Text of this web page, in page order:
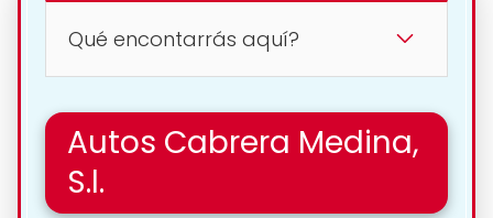
Qué encontarrás aquí?
Autos Cabrera Medina,
S.l.